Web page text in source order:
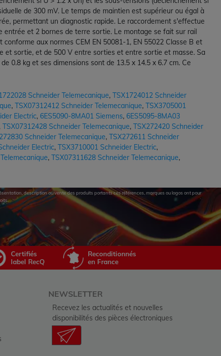
de 300 mV. Le temps de maintien est supérieur ou égal à
permettant un diagnostic rapide. Le raccordement s'effectue
entrée et 2 bornes de terre sortie. Le montage se fait sur rail
aux normes CEM EN 50081-1, EN 55022 Classe B et
et sortie, et de 500 V entre sorties et entre sortie et masse. Sa
0.8 kg et ses dimensions sont de 13.5 x 14.5 x 6.7 cm. Ce
Schneider Telemecanique, TSX1724012 Schneider
, TSX07312412 Schneider Telemecanique, TSX3705001
Electric, 6ES5090-8MA01 Siemens, 6ES5095-8MA03
TSX07312428 Schneider Telemecanique, TSX272420 Schneider
Schneider Telemecanique, TSX272611 Schneider
Electric, TSX3710001 Schneider Electric,
, TSX07311628 Schneider Telemecanique,
description ou vente des produits portants ces références, marques ou logos ont pour
Certifiés
label RecQ
Reconditionnés
en France
NEWSLETTER
Recevez les actualités et nouvelles
disponibilités des pièces électroniques